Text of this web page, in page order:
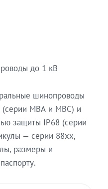
до 1 кВ
шинопроводы
(серии МВА и МВС) и
защиты IP68 (серии
— серии 88xx,
размеры и